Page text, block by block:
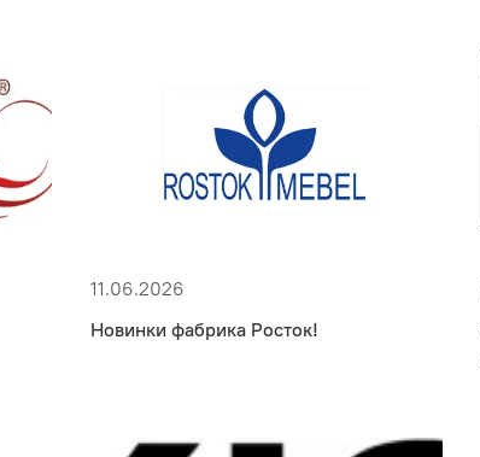
11.06.2026
Новинки фабрика Росток!